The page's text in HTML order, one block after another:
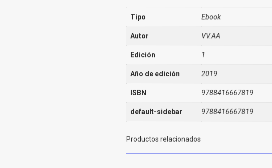
Tipo Ebook
Autor VV.AA
Edición 1
Año de edición 2019
ISBN 9788416667819
default-sidebar 9788416667819
Productos relacionados